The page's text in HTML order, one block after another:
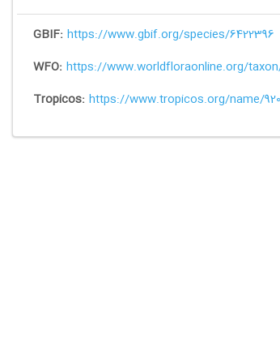
GBIF: https://www.gbif.org/species/6422396
WFO: https://www.worldfloraonline.org/
Tropicos: https://www.tropicos.org/name/